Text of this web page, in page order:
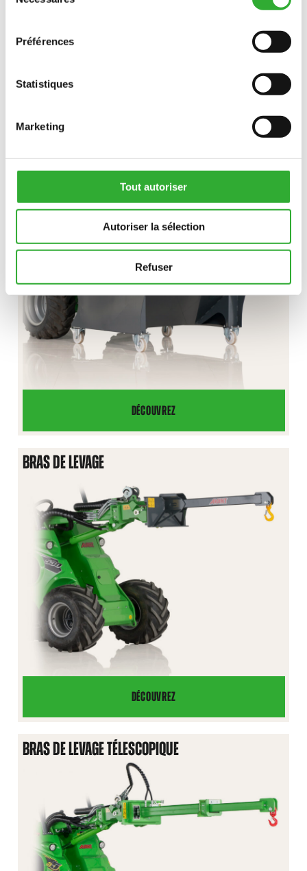
Préférences
Statistiques
Marketing
Tout autoriser
Autoriser la sélection
Refuser
BOIS
GODET CONTENEUR
DÉCOUVREZ
GODET
CONTENEUR
BRAS DE LEVAGE
DÉCOUVREZ
BRAS
DE
LEVAGE
BRAS DE LEVAGE TÉLESCOPIQUE